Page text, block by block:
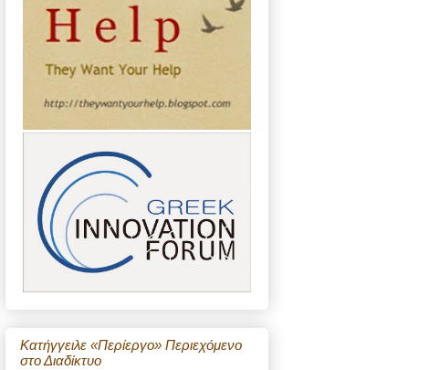
Κατήγγειλε «Περίεργο» Περιεχόμενο
στο Διαδίκτυο